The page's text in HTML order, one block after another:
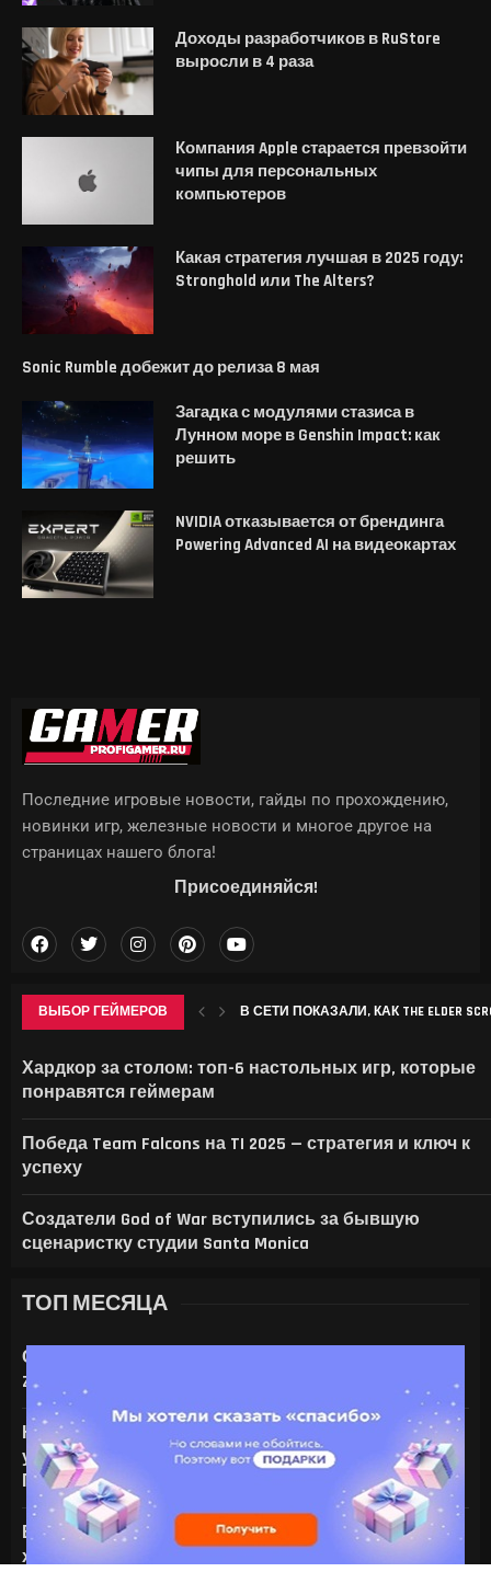
Доходы разработчиков в RuStore
выросли в 4 раза
Компания Apple старается превзойти
чипы для персональных
компьютеров
Какая стратегия лучшая в 2025 году:
Stronghold или The Alters?
Sonic Rumble добежит до релиза 8 мая
Загадка с модулями стазиса в
Лунном море в Genshin Impact: как
решить
NVIDIA отказывается от брендинга
Powering Advanced AI на видеокартах
ВЫБОР ГЕЙМЕРОВ В СЕТИ ПОКАЗАЛИ, КАК THE ELDER
Хардкор за столом: топ-6 настольных игр, которые
понравятся геймерам
Победа Team Falcons на TI 2025 — стратегия и ключ к
успеху
Создатели God of War вступились за бывшую
сценаристку студии Santa Monica
Последние игровые новости, гайды по прохождению,
новинки игр, железные новости и многое другое на
страницах нашего блога!
Присоединяйся!
ТОП МЕСЯЦА
Стало известно, кто озвучит персонажей Star Wars
Zero Company
На что только не идут ради ИИ — энтузиаст
установил серверную NVIDIA Tesla V100 в игровой
ПК с RTX 4080
Все амулеты и кольца в Gothic 1 Remake:
характеристики и способы получения